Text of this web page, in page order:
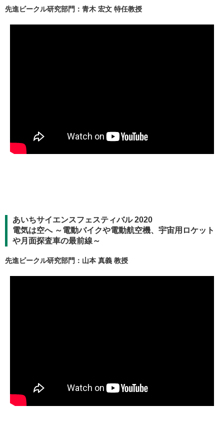
先進ビークル研究部門：青木 宏文 特任教授
あいちサイエンスフェスティバル 2020
電気は空へ ～電動バイクや電動航空機、宇宙用ロケット
や月面探査車の最前線～
先進ビークル研究部門：山本 真義 教授